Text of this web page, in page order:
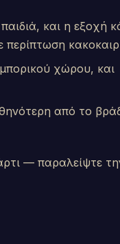
και η εξοχή
περίπτωση
χώρου, και
από το
— παραλείψτε